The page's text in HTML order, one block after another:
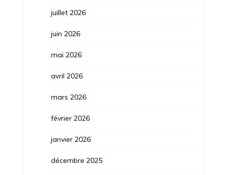
juillet 2026
juin 2026
mai 2026
avril 2026
mars 2026
février 2026
janvier 2026
décembre 2025